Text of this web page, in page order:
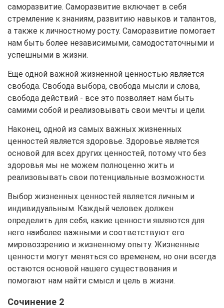
саморазвитие. Саморазвитие включает в себя
стремление к знаниям, развитию навыков и талантов,
а также к личностному росту. Саморазвитие помогает
нам быть более независимыми, самодостаточными и
успешными в жизни.
Еще одной важной жизненной ценностью является
свобода. Свобода выбора, свобода мысли и слова,
свобода действий - все это позволяет нам быть
самими собой и реализовывать свои мечты и цели.
Наконец, одной из самых важных жизненных
ценностей является здоровье. Здоровье является
основой для всех других ценностей, потому что без
здоровья мы не можем полноценно жить и
реализовывать свои потенциальные возможности.
Выбор жизненных ценностей является личным и
индивидуальным. Каждый человек должен
определить для себя, какие ценности являются для
него наиболее важными и соответствуют его
мировоззрению и жизненному опыту. Жизненные
ценности могут меняться со временем, но они всегда
остаются основой нашего существования и
помогают нам найти смысл и цель в жизни.
Сочинение 2